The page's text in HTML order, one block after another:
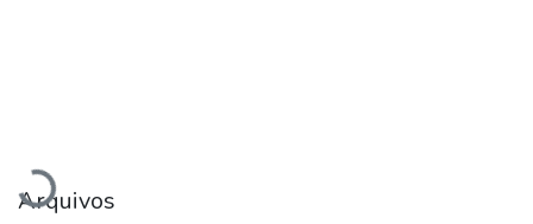
Carregando...
Arquivos